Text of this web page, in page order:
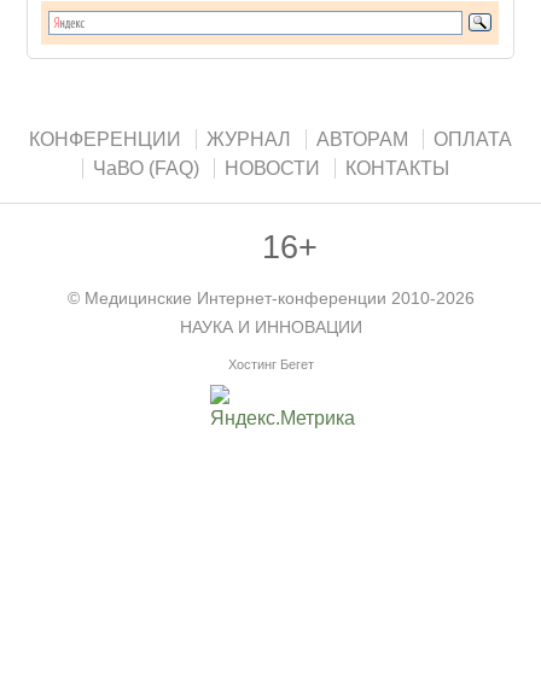
КОНФЕРЕНЦИИ ЖУРНАЛ АВТОРАМ
ОПЛАТА
ЧаВО (FAQ)
НОВОСТИ КОНТАКТЫ
16+
© Медицинские Интернет-конференции 2010-2026
НАУКА И ИННОВАЦИИ
Хостинг Бегет